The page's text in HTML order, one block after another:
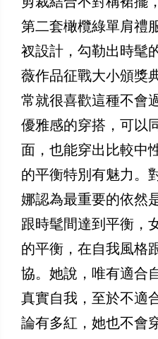
第二套橄欖綠單肩禮
衩設計，勾勒出時髦
薇作品征戰大小頒獎
常就很喜歡這種不會
優雅感的穿搭，可以
面，也能穿出比較中
的平衡特別有魅力。
娜認為最重要的依然
跟時髦間達到平衡，
的平衡，在自我風格
協。她說，唯有適合
真實自我，至於不適
論有多紅，她也不會